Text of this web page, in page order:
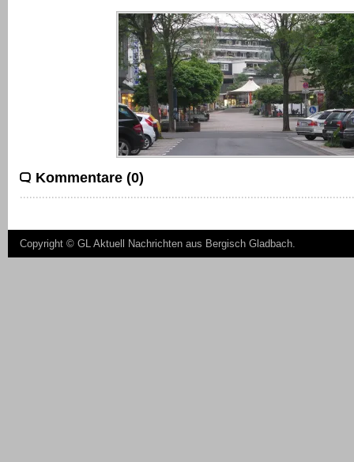
Kommentare (0)
Copyright © GL Aktuell Nachrichten aus Bergisch Gladbach.